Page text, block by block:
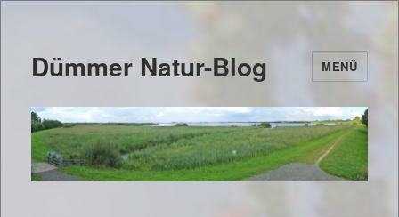
Dümmer Natur-Blog MENÜ